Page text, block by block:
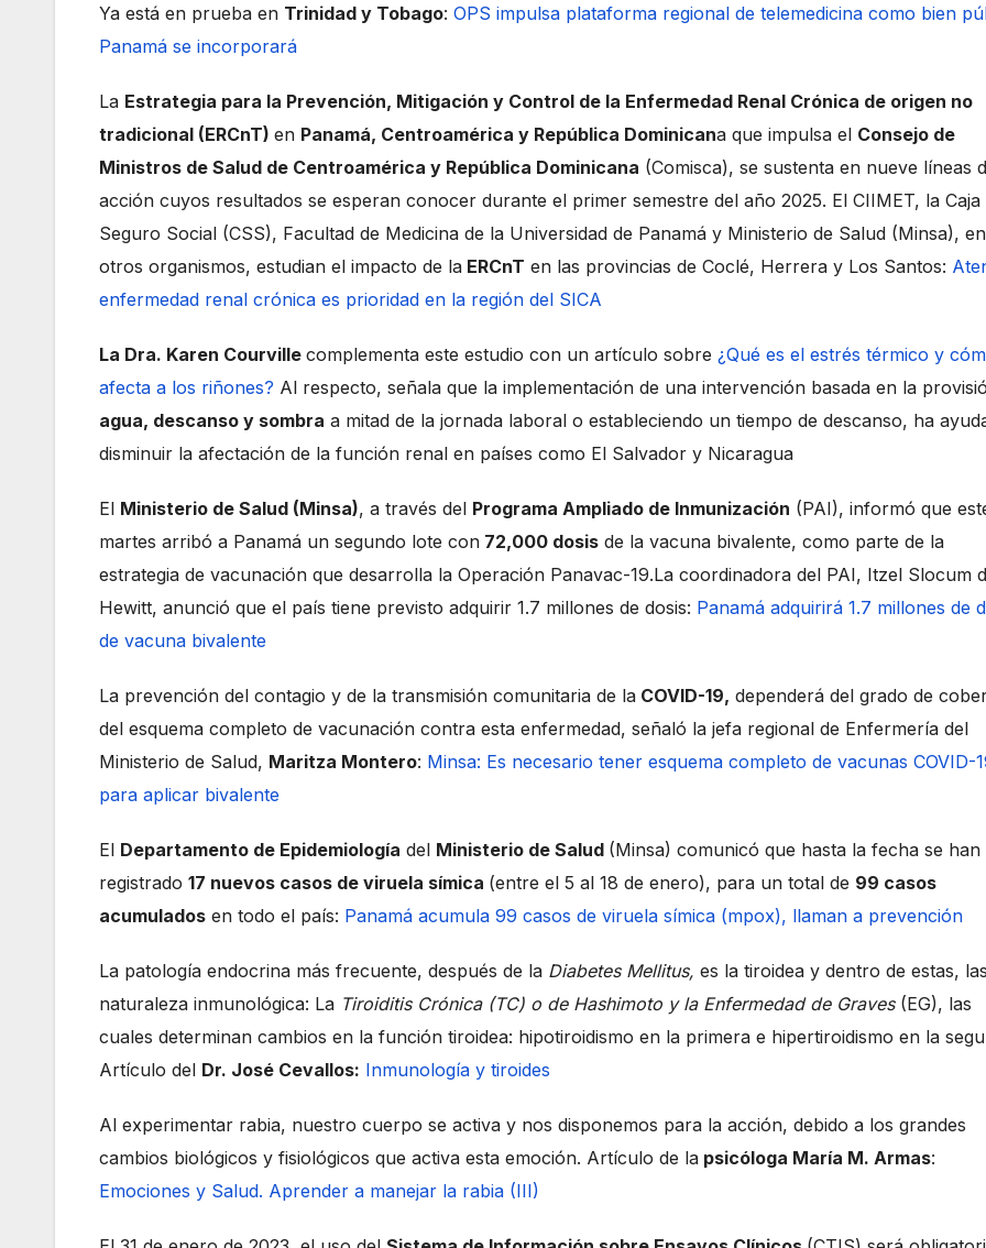
Ya está en prueba en Trinidad y Tobago: OPS impulsa plataforma regional de telemedicina como bien
Panamá se incorporará
La Estrategia para la Prevención, Mitigación y Control de la Enfermedad Renal Crónica de origen no
tradicional (ERCnT) en Panamá, Centroamérica y República Dominicana que impulsa el Consejo de
Ministros de Salud de Centroamérica y República Dominicana (Comisca), se sustenta en nueve líneas
acción cuyos resultados se esperan conocer durante el primer semestre del año 2025. El CIIMET, la Caja
Seguro Social (CSS), Facultad de Medicina de la Universidad de Panamá y Ministerio de Salud (Minsa),
otros organismos, estudian el impacto de la ERCnT en las provincias de Coclé, Herrera y Los Santos:
enfermedad renal crónica es prioridad en la región del SICA
La Dra. Karen Courville complementa este estudio con un artículo sobre ¿Qué es el estrés térmico y
afecta a los riñones? Al respecto, señala que la implementación de una intervención basada en la
agua, descanso y sombra a mitad de la jornada laboral o estableciendo un tiempo de descanso, ha
disminuir la afectación de la función renal en países como El Salvador y Nicaragua
El Ministerio de Salud (Minsa), a través del Programa Ampliado de Inmunización (PAI), informó que
martes arribó a Panamá un segundo lote con 72,000 dosis de la vacuna bivalente, como parte de la
estrategia de vacunación que desarrolla la Operación Panavac-19.La coordinadora del PAI, Itzel Slocum
Hewitt, anunció que el país tiene previsto adquirir 1.7 millones de dosis: Panamá adquirirá 1.7 millones de
de vacuna bivalente
La prevención del contagio y de la transmisión comunitaria de la COVID-19, dependerá del grado de
del esquema completo de vacunación contra esta enfermedad, señaló la jefa regional de Enfermería del
Ministerio de Salud, Maritza Montero: Minsa: Es necesario tener esquema completo de vacunas COVID-
para aplicar bivalente
El Departamento de Epidemiología del Ministerio de Salud (Minsa) comunicó que hasta la fecha se han
registrado 17 nuevos casos de viruela símica (entre el 5 al 18 de enero), para un total de 99 casos
acumulados en todo el país: Panamá acumula 99 casos de viruela símica (mpox), llaman a prevención
La patología endocrina más frecuente, después de la Diabetes Mellitus, es la tiroidea y dentro de estas,
naturaleza inmunológica: La Tiroiditis Crónica (TC) o de Hashimoto y la Enfermedad de Graves (EG), las
cuales determinan cambios en la función tiroidea: hipotiroidismo en la primera e hipertiroidismo en la
Artículo del Dr. José Cevallos: Inmunología y tiroides
Al experimentar rabia, nuestro cuerpo se activa y nos disponemos para la acción, debido a los grandes
cambios biológicos y fisiológicos que activa esta emoción. Artículo de la psicóloga María M. Armas:
Emociones y Salud. Aprender a manejar la rabia (III)